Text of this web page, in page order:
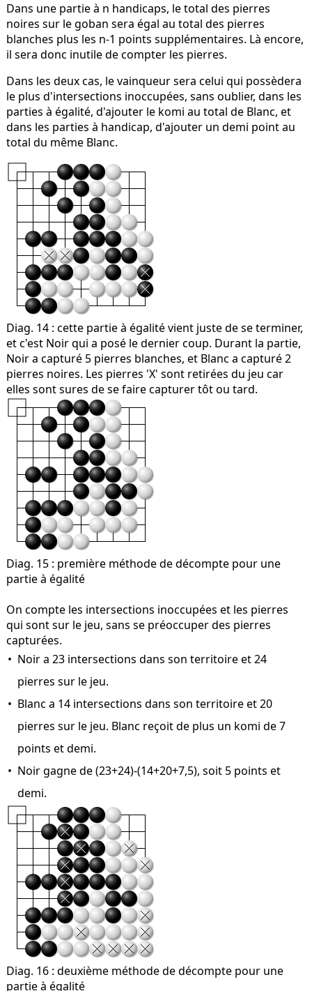
Dans une partie à n handicaps, le total des pierres
noires sur le goban sera égal au total des pierres
blanches plus les n-1 points supplémentaires. Là encore,
il sera donc inutile de compter les pierres.
Dans les deux cas, le vainqueur sera celui qui possèdera
le plus d'intersections inoccupées, sans oublier, dans les
parties à égalité, d'ajouter le komi au total de Blanc, et
dans les parties à handicap, d'ajouter un demi point au
total du même Blanc.
Diag. 14: cette partie à égalité vient juste de se terminer,
et c'est Noir qui a posé le dernier coup. Durant la partie,
Noir a capturé 5 pierres blanches, et Blanc a capturé 2
pierres noires. Les pierres 'X' sont retirées du jeu car
elles sont sures de se faire capturer tôt ou tard.
Diag. 15: première méthode de décompte pour une
partie à égalité
On compte les intersections inoccupées et les pierres
qui sont sur le jeu, sans se préoccuper des pierres
capturées.
Noir a 23 intersections dans son territoire et 24
pierres sur le jeu.
Blanc a 14 intersections dans son territoire et 20
pierres sur le jeu. Blanc reçoit de plus un komi de 7
points et demi.
Noir gagne de (23+24)-(14+20+7,5), soit 5 points et
demi.
Diag. 16: deuxième méthode de décompte pour une
partie à égalité